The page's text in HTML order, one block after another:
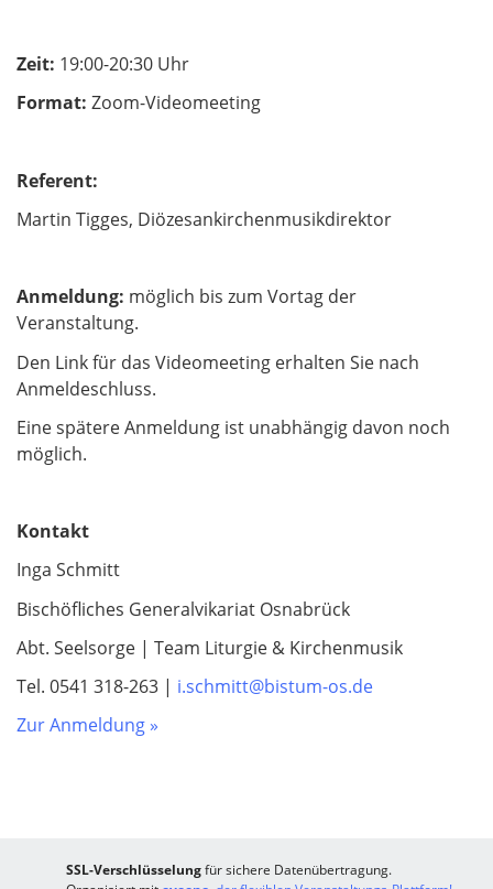
Zeit: 19:00-20:30 Uhr
Format: Zoom-Videomeeting
Referent:
Martin Tigges, Diözesankirchenmusikdirektor
Anmeldung: möglich bis zum Vortag der
Veranstaltung.
Den Link für das Videomeeting erhalten Sie nach
Anmeldeschluss.
Eine spätere Anmeldung ist unabhängig davon noch
möglich.
Kontakt
Inga Schmitt
Bischöfliches Generalvikariat Osnabrück
Abt. Seelsorge | Team Liturgie & Kirchenmusik
Tel. 0541 318-263 | i.schmitt@bistum-os.de
Zur Anmeldung »
SSL-Verschlüsselungfür sichere Datenübertragung.